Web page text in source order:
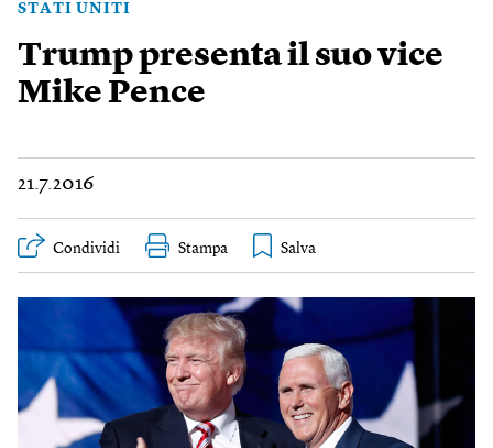
STATI UNITI
Trump presenta il suo vice
Mike Pence
21.7.2016
Condividi Stampa